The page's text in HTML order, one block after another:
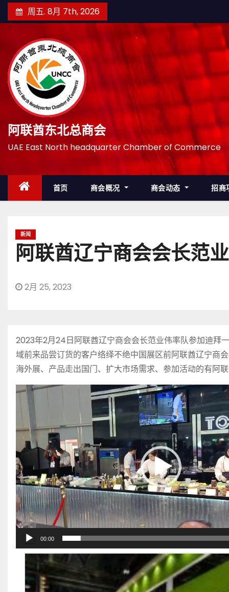
至
周五. 8月 7th, 2026
阿联酋东北总商会
UAE East North headquarter Chamber of Commerce
首页 商会概况 商会动态 招商
新闻
阿联酋辽宁商会会长范
2月 25, 2023
2023年2月24日阿联酋辽宁商会会长范业伟率队参加迪拜
域前来品尝订货的客户络绎不绝中国展区前阿联酋辽宁商
海外展、产品走出国门、扩大市场需求、参加活动的有阿
视
放
器
00:00